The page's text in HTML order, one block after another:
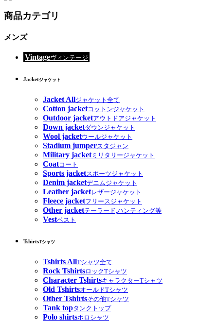
商品カテゴリ
メンズ
Vintageヴィンテージ
Jacketジャケット
Jacket Allジャケット全て
Cotton jacketコットンジャケット
Outdoor jacketアウトドアジャケット
Down jacketダウンジャケット
Wool jacketウールジャケット
Stadium jumperスタジャン
Military jacketミリタリージャケット
Coatコート
Sports jacketスポーツジャケット
Denim jacketデニムジャケット
Leather jacketレザージャケット
Fleece jacketフリースジャケット
Other jacketテーラード,ハンティング等
Vestベスト
TshirtsTシャツ
Tshirts AllTシャツ全て
Rock TshirtsロックTシャツ
Character TshirtsキャラクターTシャツ
Old TshirtsオールドTシャツ
Other Tshirtsその他Tシャツ
Tank topタンクトップ
Polo shirtsポロシャツ